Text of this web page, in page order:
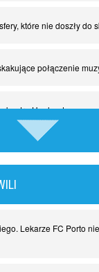
które nie doszły do
połączenie
kontra Haaland
Czy wilk będzie syty, a
i inne przypadki
Lekarze FC Porto